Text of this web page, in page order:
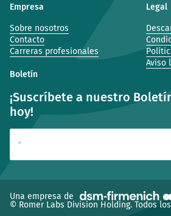
Empresa
Sobre nosotros
Contacto
Carreras profesionales
Legal
Aviso
Boletín
¡Suscríbete a nuestro
hoy!
Una empresa de
© Romer Labs Division Holding. Todos